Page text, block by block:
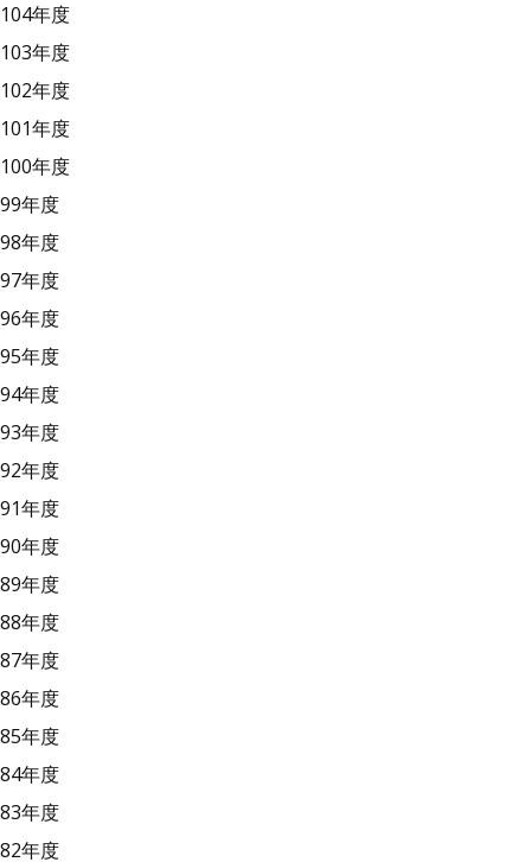
104年度
103年度
102年度
101年度
100年度
99年度
98年度
97年度
96年度
95年度
94年度
93年度
92年度
91年度
90年度
89年度
88年度
87年度
86年度
85年度
84年度
83年度
82年度